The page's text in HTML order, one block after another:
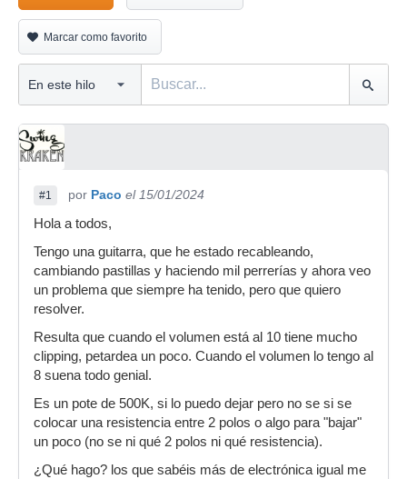
Marcar como favorito
#1 por Paco el 15/01/2024
Hola a todos,
Tengo una guitarra, que he estado recableando,
cambiando pastillas y haciendo mil perrerías y ahora veo
un problema que siempre ha tenido, pero que quiero
resolver.
Resulta que cuando el volumen está al 10 tiene mucho
clipping, petardea un poco. Cuando el volumen lo tengo al
8 suena todo genial.
Es un pote de 500K, si lo puedo dejar pero no se si se
colocar una resistencia entre 2 polos o algo para "bajar"
un poco (no se ni qué 2 polos ni qué resistencia).
¿Qué hago? los que sabéis más de electrónica igual me